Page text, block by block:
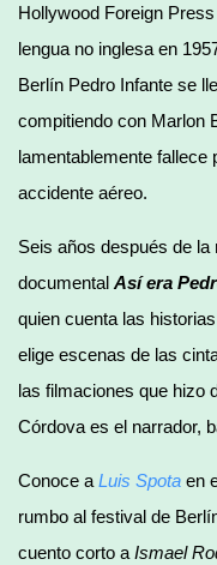
Hollywood Foreign
lengua no inglesa en
Berlín Pedro Infante se
compitiendo con Marlon
lamentablemente fallece
accidente aéreo.
Seis años después de
documental Así era
quien cuenta las
elige escenas de las
las filmaciones que hizo
Córdova es el narrador,
Conoce a Luis Spota en
rumbo al festival de
cuento corto a Ismael